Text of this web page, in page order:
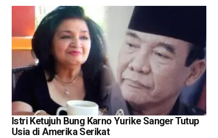
Istri Ketujuh Bung Karno Yurike Sanger Tutup
Usia di Amerika Serikat